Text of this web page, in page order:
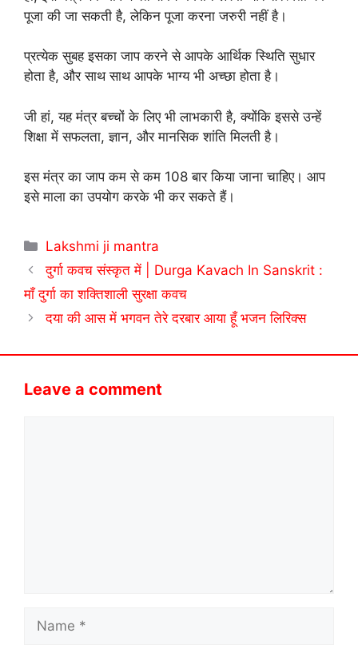
पूजा की जा सकती है, लेकिन पूजा करना जरुरी नहीं है।
प्रत्येक सुबह इसका जाप करने से आपके आर्थिक स्थिति सुधार
होता है, और साथ साथ आपके भाग्य भी अच्छा होता है।
जी हां, यह मंत्र बच्चों के लिए भी लाभकारी है, क्योंकि इससे उन्हें
शिक्षा में सफलता, ज्ञान, और मानसिक शांति मिलती है।
इस मंत्र का जाप कम से कम 108 बार किया जाना चाहिए। आप
इसे माला का उपयोग करके भी कर सकते हैं।
Categories
Lakshmi ji mantra
दुर्गा कवच संस्कृत में | Durga Kavach In Sanskrit :
माँ दुर्गा का शक्तिशाली सुरक्षा कवच
दया की आस में भगवन तेरे दरबार आया हूँ भजन लिरिक्स
Leave a comment
Name